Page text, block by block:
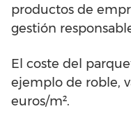
productos de
gestión
El coste del
ejemplo de roble,
euros/m².